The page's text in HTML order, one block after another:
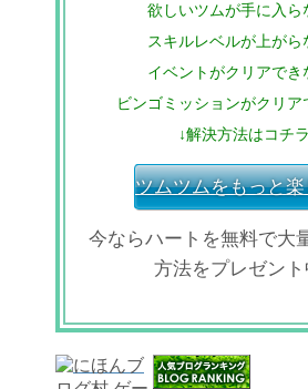
欲しいツムが手に入ら
スキルレベルが上がら
イベントがクリアでき
ビンゴミッションがクリア
↓解決方法はコチ
ツムツムをもっと
今ならハートを無料で大
方法をプレゼント